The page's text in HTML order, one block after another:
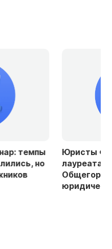
но
Юристы ФПА
лауреатами IV
юридического